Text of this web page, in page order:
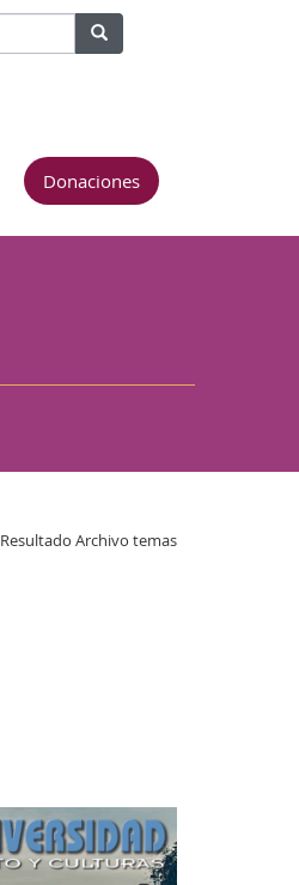
Donaciones
Resultado Archivo temas